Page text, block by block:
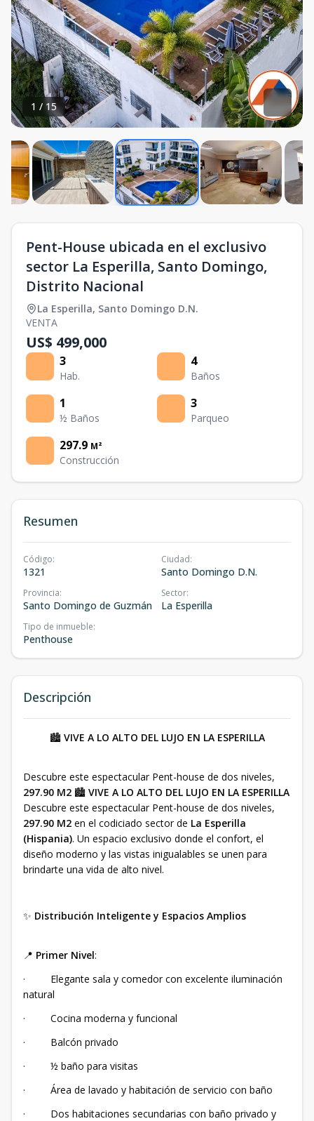
1 / 15
Pent-House ubicada en el exclusivo
sector La Esperilla, Santo Domingo,
Distrito Nacional
La Esperilla, Santo Domingo D.N.
VENTA
US$ 499,000
3
Hab.
4
Baños
1
½ Baños
3
Parqueo
297.9 M²
Construcción
Resumen
Código:
1321
Ciudad:
Santo Domingo D.N.
Provincia:
Santo Domingo de Guzmán
Sector:
La Esperilla
Tipo de inmueble:
Penthouse
Descripción
🏙️ VIVE A LO ALTO DEL LUJO EN LA ESPERILLA
Descubre este espectacular Pent-house de dos niveles,
297.90 M2 🏙️ VIVE A LO ALTO DEL LUJO EN LA ESPERILLA
Descubre este espectacular Pent-house de dos niveles,
297.90 M2 en el codiciado sector de La Esperilla
(Hispania). Un espacio exclusivo donde el confort, el
diseño moderno y las vistas inigualables se unen para
brindarte una vida de alto nivel.
✨ Distribución Inteligente y Espacios Amplios
📍 Primer Nivel:
· Elegante sala y comedor con excelente iluminación
natural
· Cocina moderna y funcional
· Balcón privado
· ½ baño para visitas
· Área de lavado y habitación de servicio con baño
· Dos habitaciones secundarias con baño privado y